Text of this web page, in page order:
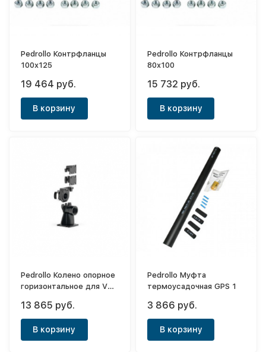
Pedrollo Контрфланцы
100x125
19 464 руб.
В корзину
Pedrollo Контрфланцы
80x100
15 732 руб.
В корзину
Pedrollo Колено опорное
горизонтальное для VX-
13 865 руб.
В корзину
Pedrollo Муфта
термоусадочная GPS 1
3 866 руб.
В корзину